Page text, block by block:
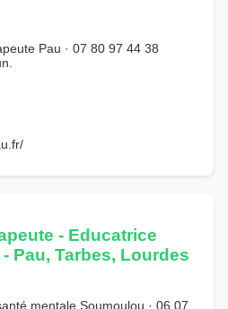
Pau · 07 80 97 44 38
- Educatrice
Pau, Tarbes, Lourdes
mentale Soumoulou · 06 07